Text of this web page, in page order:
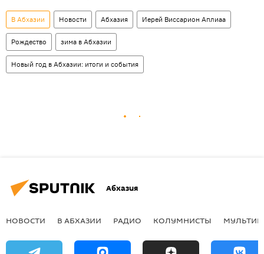
В Абхазии Новости Абхазия Иерей Виссарион Аплиаа
Рождество зима в Абхазии
Новый год в Абхазии: итоги и события
Абхазия
НОВОСТИ В АБХАЗИИ РАДИО КОЛУМНИСТЫ